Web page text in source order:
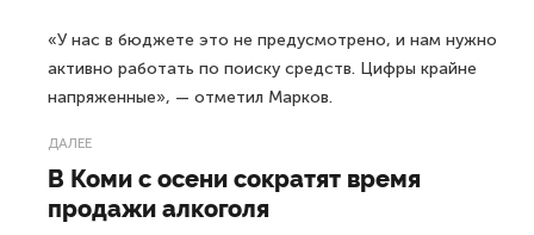
«У нас в бюджете это не предусмотрено, и нам нужно
активно работать по поиску средств. Цифры крайне
напряженные», — отметил Марков.
ДАЛЕЕ
В Коми с осени сократят время
продажи алкоголя